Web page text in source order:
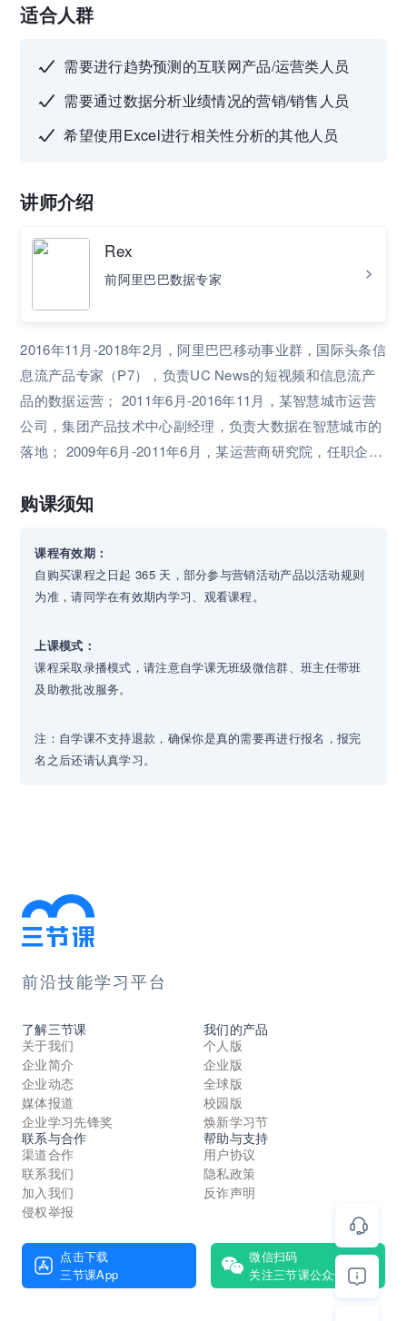
适合人群
需要进行趋势预测的互联网产品/运营类人员
需要通过数据分析业绩情况的营销/销售人员
希望使用Excel进行相关性分析的其他人员
讲师介绍
Rex
前阿里巴巴数据专家
2016年11⽉-2018年2⽉，阿⾥巴巴移动事业群，国际头条信
息流产品专家（P7），负责UC News的短视频和信息流产
品的数据运营； 2011年6⽉-2016年11⽉，某智慧城市运营
公司，集团产品技术中⼼副经理，负责⼤数据在智慧城市的
落地； 2009年6⽉-2011年6⽉，某运营商研究院，任职企业
购课须知
课程有效期：
自购买课程之日起 365 天，部分参与营销活动产品以活动规则
为准，请同学在有效期内学习、观看课程。
上课模式：
课程采取录播模式，请注意自学课无班级微信群、班主任带班
及助教批改服务。
注：自学课不支持退款，确保你是真的需要再进行报名，报完
名之后还请认真学习。
前沿技能学习平台
了解三节课
关于我们
企业简介
企业动态
媒体报道
企业学习先锋奖
我们的产品
个人版
企业版
全球版
校园版
焕新学习节
联系与合作
渠道合作
联系我们
加入我们
侵权举报
帮助与支持
用户协议
隐私政策
反诈声明
点击下载
三节课App
微信扫码
关注三节课公众号